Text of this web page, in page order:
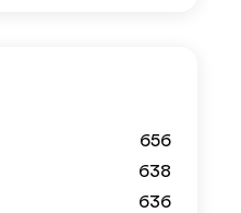
656
638
636